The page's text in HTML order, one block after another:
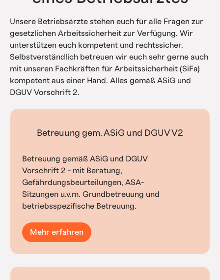
Unsere Betriebsärzte stehen euch für alle Fragen zur
gesetzlichen Arbeitssicherheit zur Verfügung. Wir
unterstützen euch kompetent und rechtssicher.
Selbstverständlich betreuen wir euch sehr gerne auch
mit unseren Fachkräften für Arbeitssicherheit (SiFa)
kompetent aus einer Hand. Alles gemäß ASiG und
DGUV Vorschrift 2.
Betreuung gem. ASiG und DGUV V2
Betreuung gemäß ASiG und DGUV
Vorschrift 2 - mit Beratung,
Gefährdungsbeurteilungen, ASA-
Sitzungen u.v.m. Grundbetreuung und
betriebsspezifische Betreuung.
Mehr erfahren